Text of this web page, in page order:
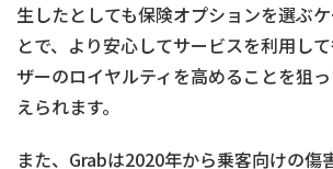
生したとしても保険オプションを選ぶ
とで、より安心してサービスを利用し
ザーのロイヤルティを高めることを狙
えられます。
また、Grabは2020年から乗客向けの傷